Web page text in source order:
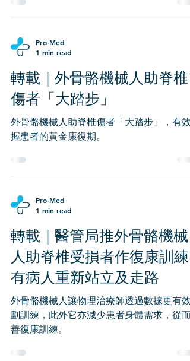
Pro-Med
1 min read
轉載｜外骨骼機械人助脊椎
傷者「大踏步」
外骨骼機械人助脊椎傷者「大踏步」，有效
握患者的黃金康復期。
Pro-Med
1 min read
轉載｜醫管局推外骨骼機械
人助脊椎受損者作復康訓練
有病人重新站立及走路
外骨骼機械人讓物理治療師透過數據更有效
劃訓練，此外它亦減少患者身體需求，從而
善復康訓練。